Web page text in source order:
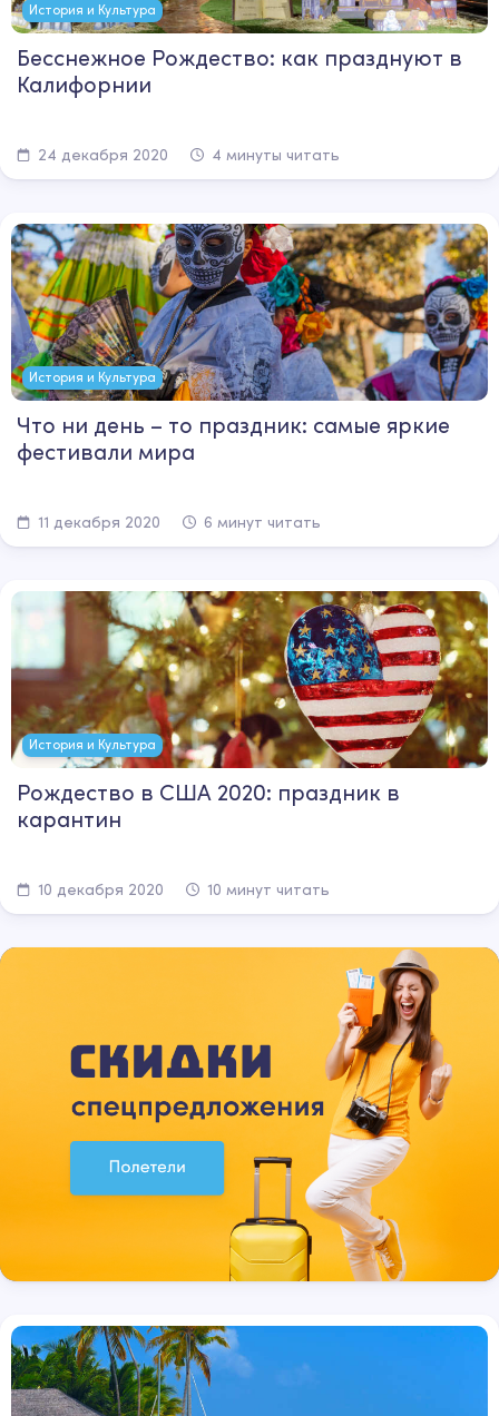
История и Культура
Бесснежное Рождество: как празднуют в
Калифорнии
24 декабря 2020 4 минуты читать
История и Культура
Что ни день – то праздник: самые яркие
фестивали мира
11 декабря 2020 6 минут читать
История и Культура
Рождество в США 2020: праздник в
карантин
10 декабря 2020 10 минут читать